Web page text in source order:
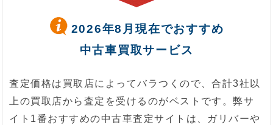
2026年8月現在でおすすめ
中古車買取サービス
査定価格は買取店によってバラつくので、合計3社以
上の買取店から査定を受けるのがベストです。弊サ
イト1番おすすめの中古車査定サイトは、ガリバーや